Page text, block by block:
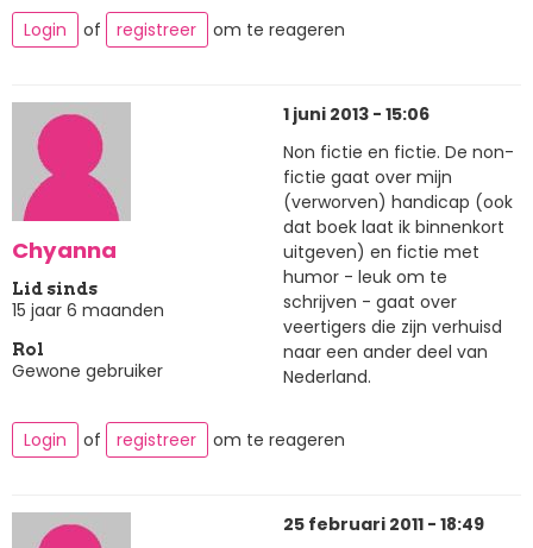
Login
of registreer om te reageren
Chyanna
Lid sinds
15 jaar 6 maanden
Rol
Gewone gebruiker
1 juni 2013 - 15:06
Non fictie en fictie. De non-
fictie gaat over mijn
(verworven) handicap (ook
dat boek laat ik binnenkort
uitgeven) en fictie met
humor - leuk om te
schrijven - gaat over
veertigers die zijn verhuisd
naar een ander deel van
Nederland.
Login of registreer om te reageren
25 februari 2011 - 18:49